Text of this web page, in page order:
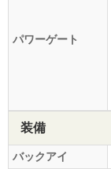
パワーゲート
装備
バックアイ